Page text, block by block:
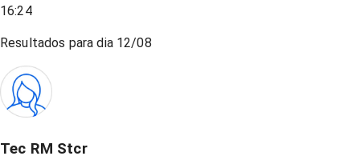
16:24
Resultados para dia 12/08
Tec RM Stcr